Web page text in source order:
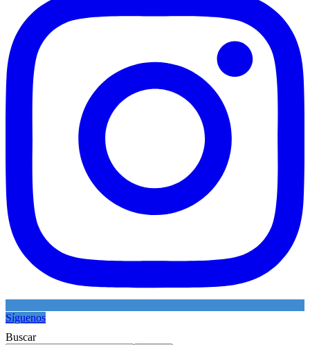
Síguenos
Buscar